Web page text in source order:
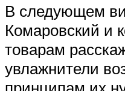
В следующем
Комаровский и
товарам
увлажнители